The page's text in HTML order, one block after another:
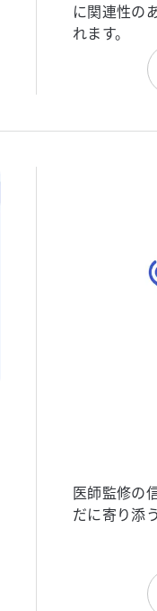
に関連性の
れます。
医師監修の
だに寄り添